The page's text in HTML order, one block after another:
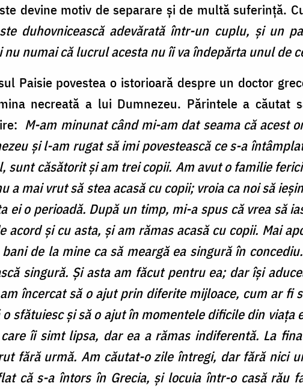
devine motiv de separare și de multă suferință.
duhovnicească adevărată într-un cuplu, și un
nu numai că lucrul acesta nu îi va îndepărta unul de
Paisie povestea o istorioară despre un doctor
necreată a lui Dumnezeu. Părintele a căutat
M-am minunat când mi-am dat seama că acest
și l-am rugat să imi povestească ce s-a
sunt căsătorit și am trei copii. Am avut o familie
a mai vrut să stea acasă cu copii; vroia ca noi să
ei o perioadă. După un timp, mi-a spus că vrea să
acord și cu asta, și am rămas acasă cu copii. Mai
bani de la mine ca să meargă ea singură în
singură. Și asta am făcut pentru ea; dar își
încercat să o ajut prin diferite mijloace, cum ar fi
o sfătuiesc și să o ajut în momentele dificile din viața
îi simt lipsa, dar ea a rămas indiferentă. La
fără urmă. Am căutat-o zile întregi, dar fără nici
că s-a întors în Grecia, și locuia într-o casă rău